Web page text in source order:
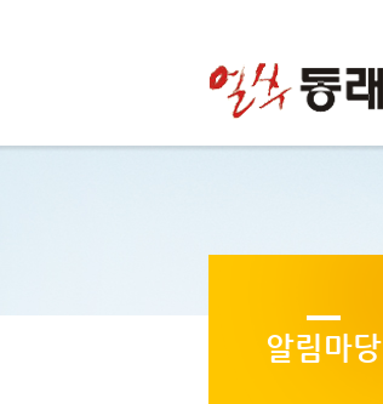
알림마당